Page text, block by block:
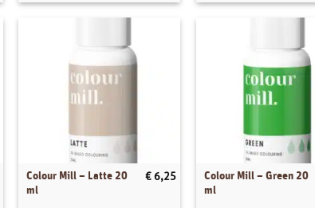
Colour Mill – Latte 20
ml
€ 6,25
Colour Mill – Green 20
ml